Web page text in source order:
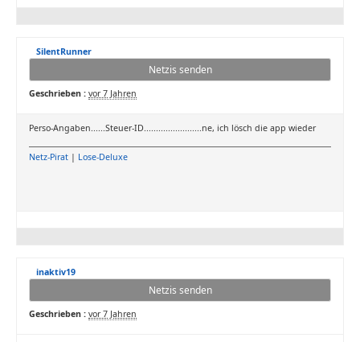
SilentRunner
Netzis senden
Geschrieben : vor 7 Jahren
Perso-Angaben......Steuer-ID........................ne, ich lösch die app wieder
Netz-Pirat | Lose-Deluxe
inaktiv19
Netzis senden
Geschrieben : vor 7 Jahren